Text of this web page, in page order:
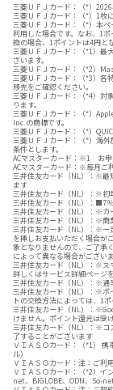
三菱ＵＦＪカード：（*）
三菱ＵＦＪカード：（*）1枚
三菱ＵＦＪカード：（*）本
利用した場合です。​なお、1
換の場合、1ポイントは4円と
三菱ＵＦＪカード：（*1）最
ざいます。
三菱ＵＦＪカード：（*2）
三菱ＵＦＪカード：（*3）各
移先をご確認ください。
三菱ＵＦＪカード：（*4）対
ります。
三菱ＵＦＪカード：（*）
Inc.の商標です。
三菱ＵＦＪカード：（*）
三菱ＵＦＪカード：（*）海
条件とします。
ACマスターカード：※1 お申
ACマスターカード：※毎月ご
三井住友カード（NL）：※最
ます
三井住友カード（NL）：※初
三井住友カード（NL）：■7
三井住友カード（NL）：※カ
三井住友カード（NL）：※商
三井住友カード（NL）：※一
を挿しお支払いただく場合が
象となりませんので、ご了承
によって異なる場合がございま
三井住友カード（NL）：※ス
詳しくはサービス詳細ページ
三井住友カード（NL）：※通
三井住友カード（NL）：※ポ
トの交換方法によっては、1
三井住友カード（NL）：
けません。ポイント還元は受
三井住友カード（NL）：※コ
了することがございます
ＶＩＡＳＯカード：（*1） 携
ル）
ＶＩＡＳＯカード：注：ご利
ＶＩＡＳＯカード：（*2）イ
net、BIGLOBE、ODN、So-net